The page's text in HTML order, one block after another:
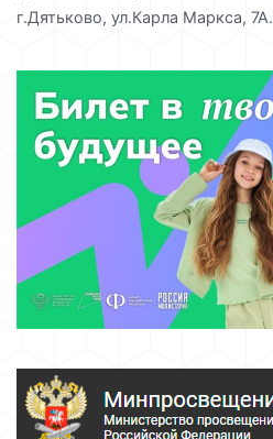
г.Дятьково, ул.Карла Маркса, 7А.